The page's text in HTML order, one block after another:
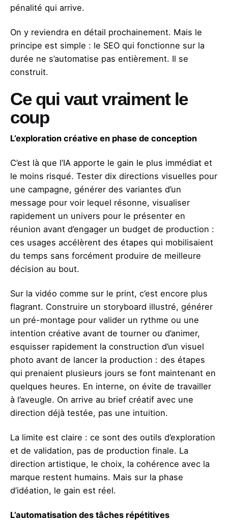
pénalité qui arrive.
On y reviendra en détail prochainement. Mais le
principe est simple : le SEO qui fonctionne sur la
durée ne s’automatise pas entièrement. Il se
construit.
Ce qui vaut vraiment le
coup
L’exploration créative en phase de conception
C’est là que l’IA apporte le gain le plus immédiat et
le moins risqué. Tester dix directions visuelles pour
une campagne, générer des variantes d’un
message pour voir lequel résonne, visualiser
rapidement un univers pour le présenter en
réunion avant d’engager un budget de production :
ces usages accélèrent des étapes qui mobilisaient
du temps sans forcément produire de meilleure
décision au bout.
Sur la vidéo comme sur le print, c’est encore plus
flagrant. Construire un storyboard illustré, générer
un pré-montage pour valider un rythme ou une
intention créative avant de tourner ou d’animer,
esquisser rapidement la construction d’un visuel
photo avant de lancer la production : des étapes
qui prenaient plusieurs jours se font maintenant en
quelques heures. En interne, on évite de travailler
à l’aveugle. On arrive au brief créatif avec une
direction déjà testée, pas une intuition.
La limite est claire : ce sont des outils d’exploration
et de validation, pas de production finale. La
direction artistique, le choix, la cohérence avec la
marque restent humains. Mais sur la phase
d’idéation, le gain est réel.
L’automatisation des tâches répétitives